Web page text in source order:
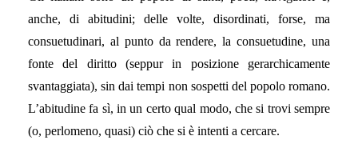
anche, di abitudini; delle volte, disordinati, forse, ma
consuetudinari, al punto da rendere, la consuetudine, una
fonte del diritto (seppur in posizione gerarchicamente
svantaggiata), sin dai tempi non sospetti del popolo romano.
L’abitudine fa sì, in un certo qual modo, che si trovi sempre
(o, perlomeno, quasi) ciò che si è intenti a cercare.